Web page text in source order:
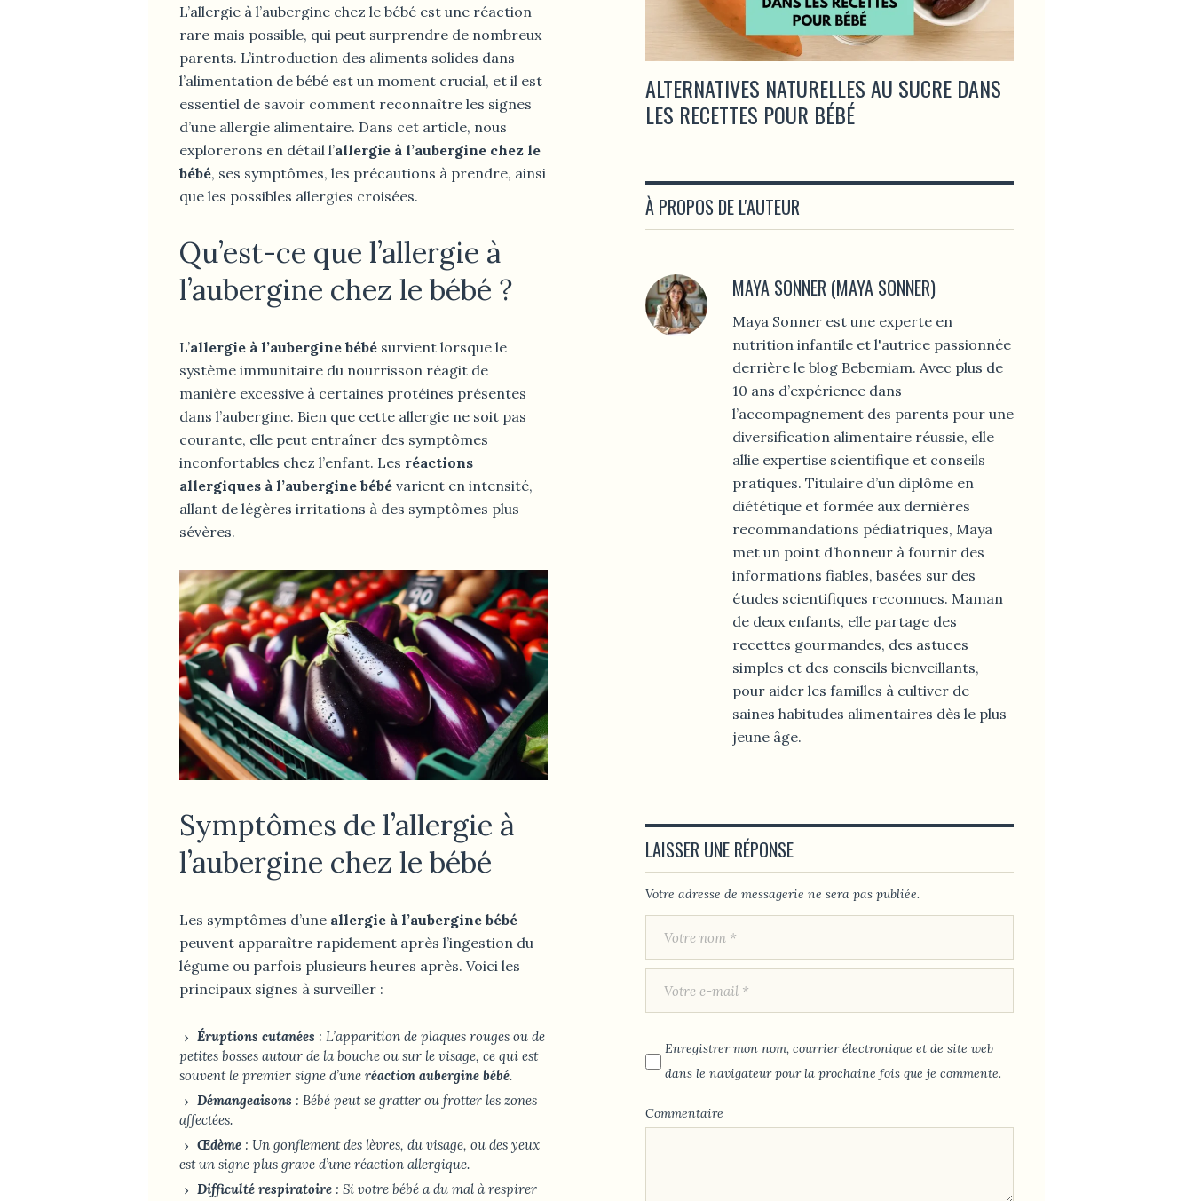
L’allergie à l’aubergine chez le bébé est une réaction
rare mais possible, qui peut surprendre de nombreux
parents. L’introduction des aliments solides dans
l’alimentation de bébé est un moment crucial, et il est
essentiel de savoir comment reconnaître les signes
d’une allergie alimentaire. Dans cet article, nous
explorerons en détail l’allergie à l’aubergine chez le
bébé, ses symptômes, les précautions à prendre, ainsi
que les possibles allergies croisées.
Qu’est-ce que l’allergie à
l’aubergine chez le bébé ?
L’allergie à l’aubergine bébé survient lorsque le
système immunitaire du nourrisson réagit de
manière excessive à certaines protéines présentes
dans l’aubergine. Bien que cette allergie ne soit pas
courante, elle peut entraîner des symptômes
inconfortables chez l’enfant. Les réactions
allergiques à l’aubergine bébé varient en intensité,
allant de légères irritations à des symptômes plus
sévères.
Symptômes de l’allergie à
l’aubergine chez le bébé
Les symptômes d’une allergie à l’aubergine bébé
peuvent apparaître rapidement après l’ingestion du
légume ou parfois plusieurs heures après. Voici les
principaux signes à surveiller :
Éruptions cutanées : L’apparition de plaques rouges ou de
petites bosses autour de la bouche ou sur le visage, ce qui est
souvent le premier signe d’une réaction aubergine bébé.
Démangeaisons : Bébé peut se gratter ou frotter les zones
affectées.
Œdème : Un gonflement des lèvres, du visage, ou des yeux
est un signe plus grave d’une réaction allergique.
Difficulté respiratoire : Si votre bébé a du mal à respirer
ALTERNATIVES NATURELLES AU SUCRE DANS
LES RECETTES POUR BÉBÉ
À PROPOS DE L'AUTEUR
MAYA SONNER (MAYA SONNER)
Maya Sonner est une experte en
nutrition infantile et l'autrice passionnée
derrière le blog Bebemiam. Avec plus de
10 ans d’expérience dans
l’accompagnement des parents pour une
diversification alimentaire réussie, elle
allie expertise scientifique et conseils
pratiques. Titulaire d’un diplôme en
diététique et formée aux dernières
recommandations pédiatriques, Maya
met un point d’honneur à fournir des
informations fiables, basées sur des
études scientifiques reconnues. Maman
de deux enfants, elle partage des
recettes gourmandes, des astuces
simples et des conseils bienveillants,
pour aider les familles à cultiver de
saines habitudes alimentaires dès le plus
jeune âge.
LAISSER UNE RÉPONSE
Votre adresse de messagerie ne sera pas publiée.
Enregistrer mon nom, courrier électronique et de site web
dans le navigateur pour la prochaine fois que je commente.
Commentaire